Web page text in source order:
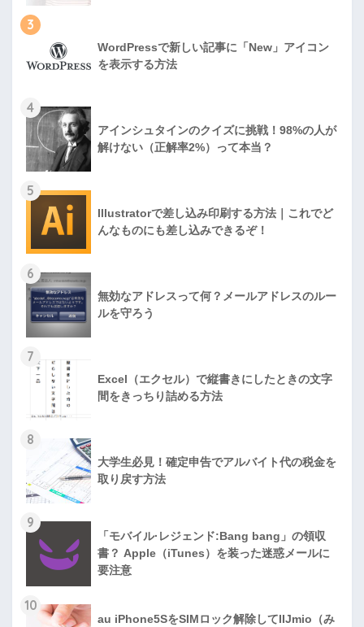
3
WordPressで新しい記事に「New」アイコン
を表示する方法
4
アインシュタインのクイズに挑戦！98%の人が
解けない（正解率2%）って本当？
5
Illustratorで差し込み印刷する方法｜これでど
んなものにも差し込みできるぞ！
6
無効なアドレスって何？メールアドレスのルー
ルを守ろう
7
Excel（エクセル）で縦書きにしたときの文字
間をきっちり詰める方法
8
大学生必見！確定申告でアルバイト代の税金を
取り戻す方法
9
「モバイル·レジェンド:Bang bang」の領収
書？ Apple（iTunes）を装った迷惑メールに
要注意
10
au iPhone5SをSIMロック解除してIIJmio（み